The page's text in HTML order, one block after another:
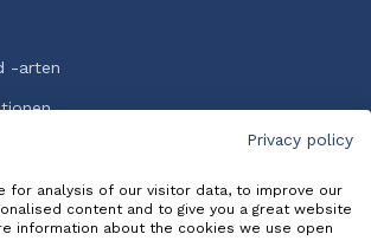
-arten
FRAGEN
Privacy policy
for analysis of our visitor data, to improve our
content and to give you a great website
information about the cookies we use open